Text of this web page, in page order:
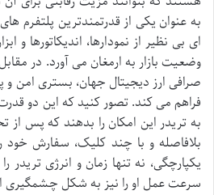
به عنوان یکی از قدرتمندترین پلتفرم
ای بی نظیر از نمودارها، اندیکاتورها و
وضعیت بازار به ارمغان می آورد. در
صرافی ارز دیجیتال جهان، بستری امن و
فراهم می کند. تصور کنید که این دو قدرت
به تریدر این امکان را بدهند که پس از
بلافاصله و با چند کلیک، سفارش خود
یکپارچگی، نه تنها زمان و انرژی
سرعت عمل او را نیز به شکل چشمگیری